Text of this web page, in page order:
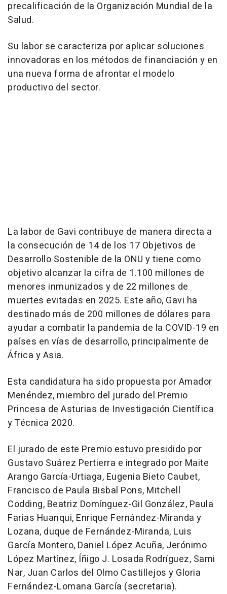
precalificación de la Organización Mundial de la
Salud.
Su labor se caracteriza por aplicar soluciones
innovadoras en los métodos de financiación y en
una nueva forma de afrontar el modelo
productivo del sector.
La labor de Gavi contribuye de manera directa a
la consecución de 14 de los 17 Objetivos de
Desarrollo Sostenible de la ONU y tiene como
objetivo alcanzar la cifra de 1.100 millones de
menores inmunizados y de 22 millones de
muertes evitadas en 2025. Este año, Gavi ha
destinado más de 200 millones de dólares para
ayudar a combatir la pandemia de la COVID-19 en
países en vías de desarrollo, principalmente de
África y Asia.
Esta candidatura ha sido propuesta por Amador
Menéndez, miembro del jurado del Premio
Princesa de Asturias de Investigación Científica
y Técnica 2020.
El jurado de este Premio estuvo presidido por
Gustavo Suárez Pertierra e integrado por Maite
Arango García-Urtiaga, Eugenia Bieto Caubet,
Francisco de Paula Bisbal Pons, Mitchell
Codding, Beatriz Domínguez-Gil González, Paula
Farias Huanqui, Enrique Fernández-Miranda y
Lozana, duque de Fernández-Miranda, Luis
García Montero, Daniel López Acuña, Jerónimo
López Martínez, Íñigo J. Losada Rodríguez, Sami
Nar, Juan Carlos del Olmo Castillejos y Gloria
Fernández-Lomana García (secretaria).